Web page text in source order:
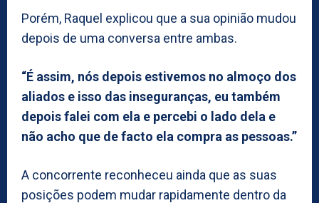
Porém, Raquel explicou que a sua opinião mudou
depois de uma conversa entre ambas.
“É assim, nós depois estivemos no almoço dos
aliados e isso das inseguranças, eu também
depois falei com ela e percebi o lado dela e
não acho que de facto ela compra as pessoas.”
A concorrente reconheceu ainda que as suas
posições podem mudar rapidamente dentro da